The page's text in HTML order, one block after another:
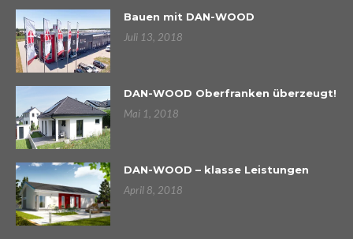
Bauen mit DAN-WOOD
Juli 13, 2018
DAN-WOOD Oberfranken überzeugt!
Mai 1, 2018
DAN-WOOD – klasse Leistungen
April 8, 2018